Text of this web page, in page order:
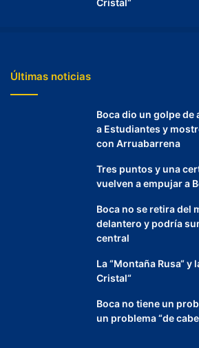
Cristal“
Últimas noticias
Boca dio un golpe
a Estudiantes y
con Arruabarrena
Tres puntos y una
vuelven a empujar a
Boca no se retira del
delantero y podría
central
La “Montaña Rusa“ y
Cristal“
Boca no tiene un
un problema “de